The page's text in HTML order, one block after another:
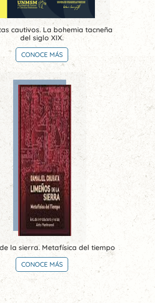
cautivos. La bohemia tacneña
del siglo XIX.
CONOCE MÁS
la sierra. Metafísica del tiempo
CONOCE MÁS